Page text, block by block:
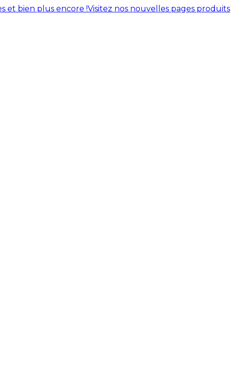
et bien plus encore !Visitez nos nouvelles pages produits